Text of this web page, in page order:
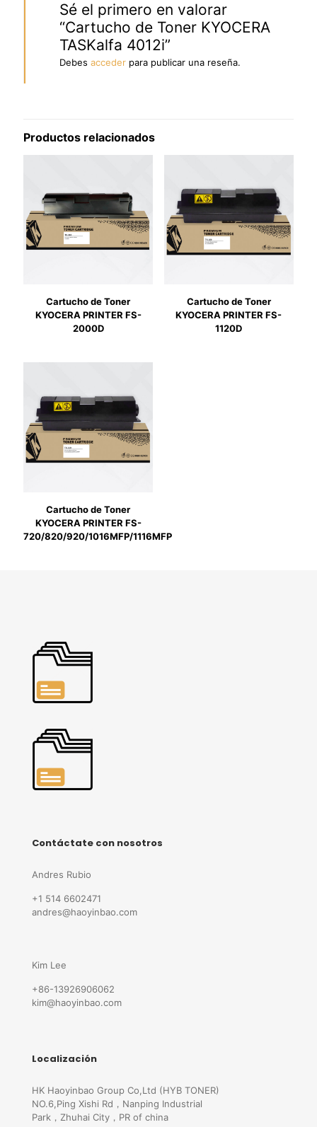
Sé el primero en valorar
“Cartucho de Toner KYOCERA
TASKalfa 4012i”
Debes acceder para publicar una reseña.
Productos relacionados
Cartucho de Toner
KYOCERA PRINTER FS-
2000D
Cartucho de Toner
KYOCERA PRINTER FS-
1120D
Cartucho de Toner
KYOCERA PRINTER FS-
720/820/920/1016MFP/1116MFP
Contáctate con nosotros
Andres Rubio
+1 514 6602471
andres@haoyinbao.com
Kim Lee
+86-13926906062
kim@haoyinbao.com
Localización
HK Haoyinbao Group Co,Ltd (HYB TONER)
NO.6,Ping Xishi Rd，Nanping Industrial
Park，Zhuhai City，PR of china